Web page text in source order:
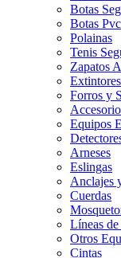
Botas
Botas Pvc
Polainas
Tenis
Zapatos
Extintores
Forros y
Equipos
Arneses
Eslingas
Anclajes
Cuerdas
Líneas
Otros
Cintas